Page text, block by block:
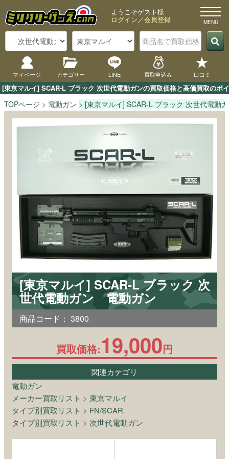
[東京マルイ] SCAR-L ブラック 次世代電動ガンの買取価格と高価買取の
ようこそゲスト様
ログイン／会員登録
マイページ カテゴリー LINE 買取申込み 口コミ
TOPページ 電動ガン [東京マルイ] SCAR-L ブラック 次世代電動
[東京マルイ] SCAR-L ブラック 次
世代電動ガン 電動ガン
商品コード： 3800
買取価格:19,000円
関連カテゴリ
電動ガン
メーカー買取リスト > 東京マルイ
タイプ別買取リスト > FN/SCAR
タイプ別買取リスト > 次世代電動ガン